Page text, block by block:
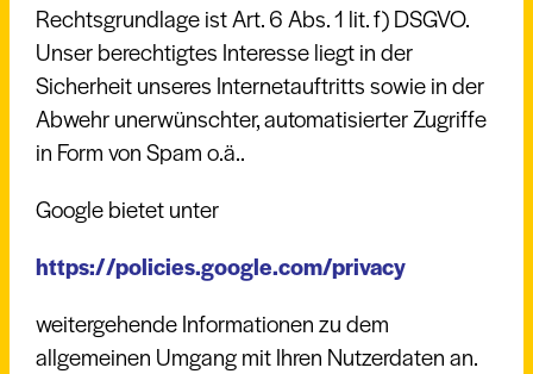
Rechtsgrundlage ist Art. 6 Abs. 1 lit. f) DSGVO.
Unser berechtigtes Interesse liegt in der
Sicherheit unseres Internetauftritts sowie in der
Abwehr unerwünschter, automatisierter Zugriffe
in Form von Spam o.ä..
Google bietet unter
https://policies.google.com/privacy
weitergehende Informationen zu dem
allgemeinen Umgang mit Ihren Nutzerdaten an.